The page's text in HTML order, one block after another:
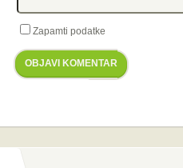
Zapamti podatke
OBJAVI KOMENTAR